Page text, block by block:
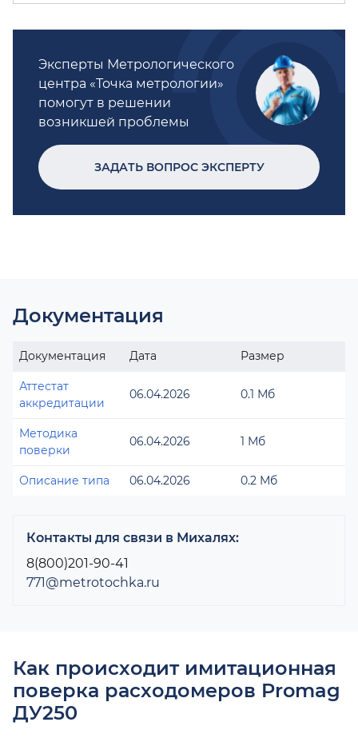
Эксперты Метрологического
центра «Точка метрологии»
помогут в решении
возникшей проблемы
ЗАДАТЬ ВОПРОС ЭКСПЕРТУ
Документация
Документация Дата Размер
Аттестат
аккредитации
06.04.2026 0.1 Мб
Методика
поверки
06.04.2026 1 Мб
Описание типа 06.04.2026 0.2 Мб
Контакты для связи в Михалях:
8(800)201-90-41
771@metrotochka.ru
Как происходит имитационная
поверка расходомеров Promag
ДУ250